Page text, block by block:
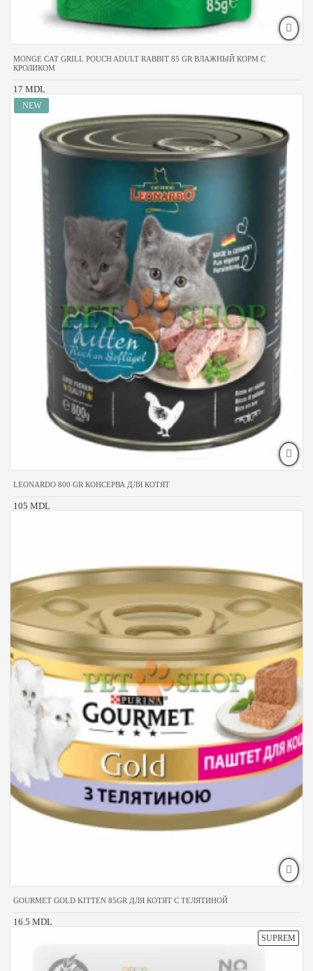
MONGE CAT GRILL POUCH ADULT RABBIT 85 GR ВЛАЖНЫЙ КОРМ С
КРОЛИКОМ
17 MDL
LEONARDO 800 GR КОНСЕРВА ДЛЯ КОТЯТ
105 MDL
GOURMET GOLD KITTEN 85GR ДЛЯ КОТЯТ С ТЕЛЯТИНОЙ
16.5 MDL